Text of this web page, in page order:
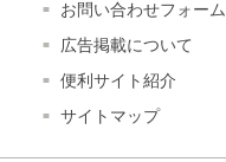
お問い合わせフォーム
広告掲載について
便利サイト紹介
サイトマップ